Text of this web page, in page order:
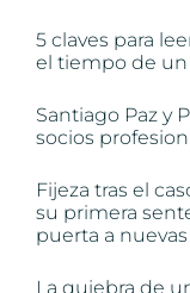
5 claves para
el tiempo de un
Santiago Paz y
socios
Fijeza tras el
su primera
puerta a
La quiebra de